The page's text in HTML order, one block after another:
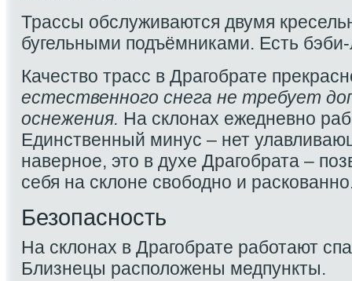
Трассы обслуживаются двумя
бугельными подъёмниками. Есть
Качество трасс в Драгобрате
естественного снега не требует
оснежения. На склонах ежедневно
Единственный минус – нет
наверное, это в духе Драгобрата –
себя на склоне свободно и
Безопасность
На склонах в Драгобрате работают
Близнецы расположены медпункты.